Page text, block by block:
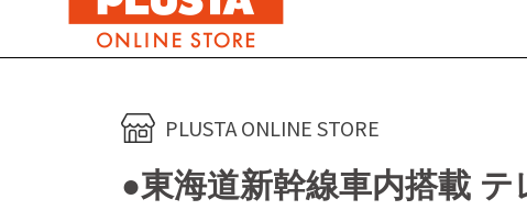
PLUSTA ONLINE STORE
●東海道新幹線車内搭載